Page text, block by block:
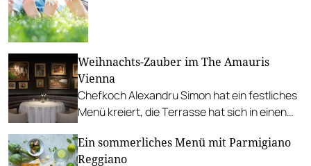
Weihnachts-Zauber im The Amauris
Vienna
Chefkoch Alexandru Simon hat ein festliches
Menü kreiert, die Terrasse hat sich in einen
verwandelt.
Ein sommerliches Menü mit Parmigiano
Reggiano